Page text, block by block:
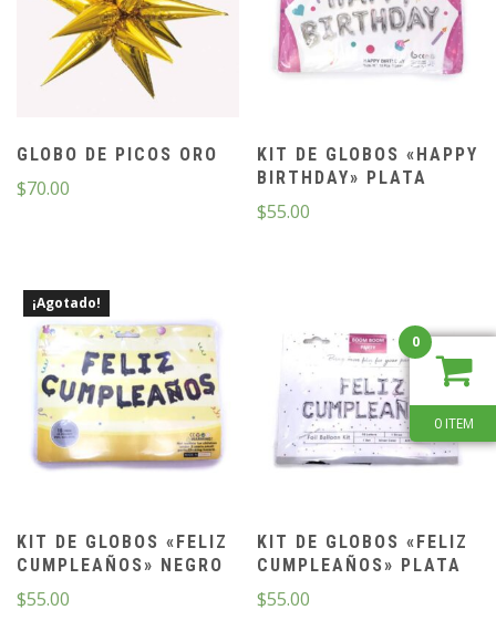
GLOBO DE PICOS ORO
$70.00
KIT DE GLOBOS «HAPPY
BIRTHDAY» PLATA
$55.00
¡Agotado!
KIT DE GLOBOS «FELIZ
CUMPLEAÑOS» NEGRO
$55.00
KIT DE GLOBOS «FELIZ
CUMPLEAÑOS» PLATA
$55.00
0
0 ITEM